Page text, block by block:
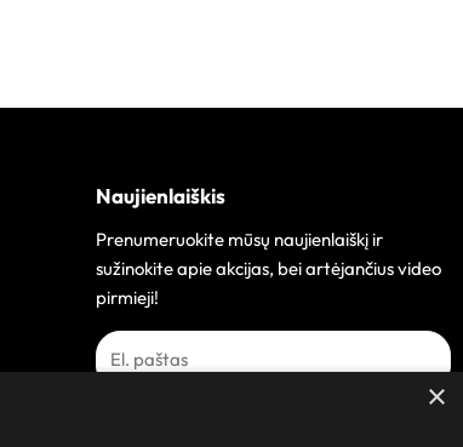
Naujienlaiškis
Prenumeruokite mūsų naujienlaiškį ir
sužinokite apie akcijas, bei artėjančius video
pirmieji!
×